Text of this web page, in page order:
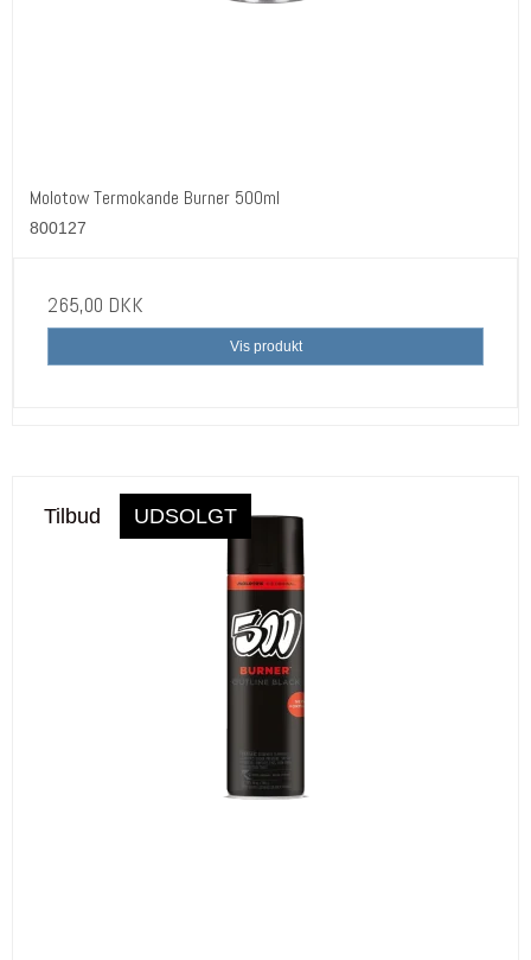
Molotow Termokande Burner 500ml
800127
265,00 DKK
Vis produkt
Tilbud UDSOLGT